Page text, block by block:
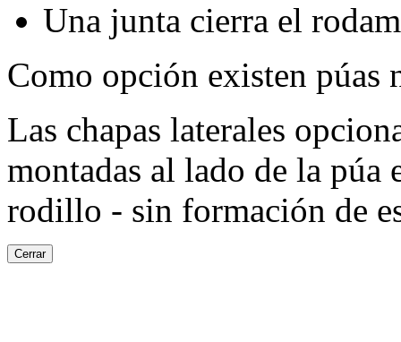
Una junta cierra el
Como opción existen púas
Las chapas laterales
montadas al lado de la
rodillo - sin formación de
Cerrar